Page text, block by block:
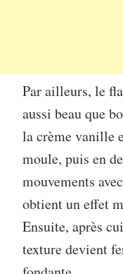
Par ailleurs, le
aussi beau que
la crème vanille
moule, puis en
mouvements
obtient un effet
Ensuite, après
texture devient